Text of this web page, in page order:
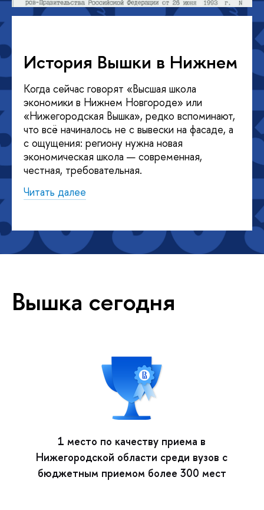
История Вышки в Нижнем
Когда сейчас говорят «Высшая школа
экономики в Нижнем Новгороде» или
«Нижегородская Вышка», редко вспоминают,
что всё начиналось не с вывески на фасаде, а
с ощущения: региону нужна новая
экономическая школа — современная,
честная, требовательная.
Читать далее
Вышка сегодня
1 место по качеству приема в
Нижегородской области среди вузов с
бюджетным приемом более 300 мест